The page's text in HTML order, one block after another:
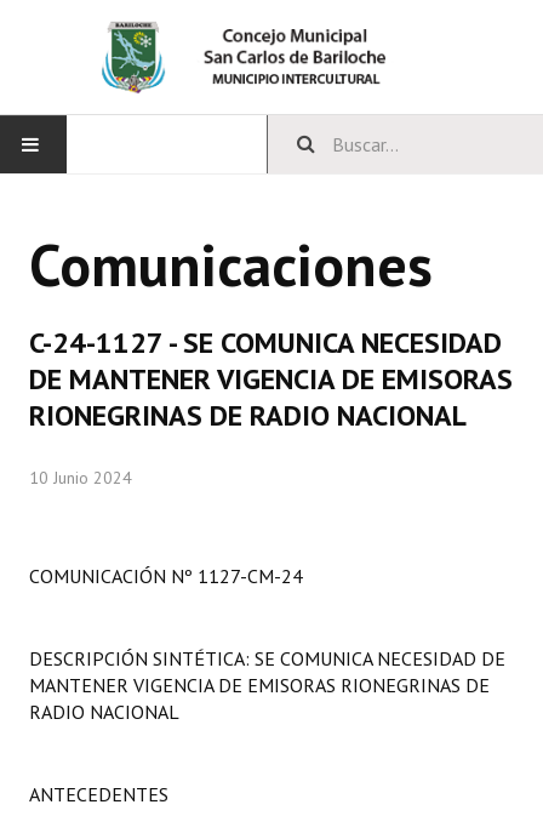
CONCEJO
Integrantes del Concejo
Comisiones Permanentes
Comisiones Especiales
Programas
Constitución Nacional
Comunicaciones
C-24-1127 - SE COMUNICA NECESIDAD
DE MANTENER VIGENCIA DE EMISORAS
RIONEGRINAS DE RADIO NACIONAL
10 Junio 2024
COMUNICACIÓN Nº 1127-CM-24
DESCRIPCIÓN SINTÉTICA: SE COMUNICA NECESIDAD DE
MANTENER VIGENCIA DE EMISORAS RIONEGRINAS DE
RADIO NACIONAL
ANTECEDENTES